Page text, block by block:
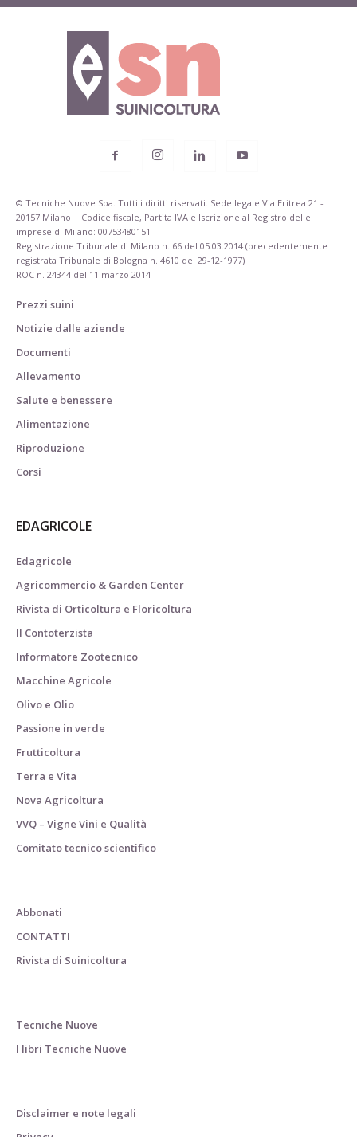
© Tecniche Nuove Spa. Tutti i diritti riservati. Sede legale Via Eritrea 21 -
20157 Milano | Codice fiscale, Partita IVA e Iscrizione al Registro delle
imprese di Milano: 00753480151
Registrazione Tribunale di Milano n. 66 del 05.03.2014 (precedentemente
registrata Tribunale di Bologna n. 4610 del 29-12-1977)
ROC n. 24344 del 11 marzo 2014
Prezzi suini
Notizie dalle aziende
Documenti
Allevamento
Salute e benessere
Alimentazione
Riproduzione
Corsi
EDAGRICOLE
Edagricole
Agricommercio & Garden Center
Rivista di Orticoltura e Floricoltura
Il Contoterzista
Informatore Zootecnico
Macchine Agricole
Olivo e Olio
Passione in verde
Frutticoltura
Terra e Vita
Nova Agricoltura
VVQ – Vigne Vini e Qualità
Comitato tecnico scientifico
Abbonati
CONTATTI
Rivista di Suinicoltura
Tecniche Nuove
I libri Tecniche Nuove
Disclaimer e note legali